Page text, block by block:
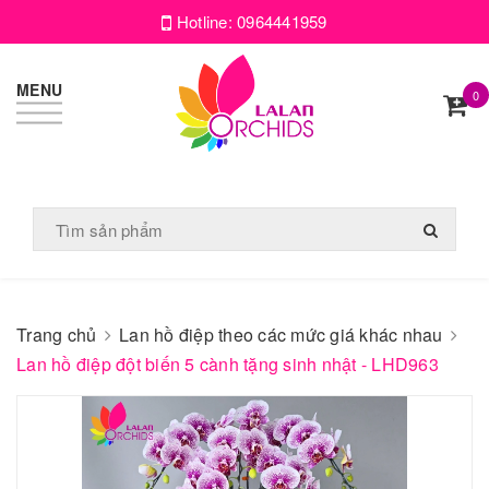
Hotline:0964441959
MENU 0
Trang chủ
Lan hồ điệp theo các mức giá khác nhau
Lan hồ điệp đột biến 5 cành tặng sinh nhật - LHD963